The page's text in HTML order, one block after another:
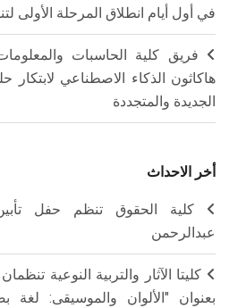
في أول أيام انطلاق المرحلة الأولى
فريق كلية الحاسبات
هاكاثون الذكاء الاصطناعي
الجديدة والمتجددة
أخر الاحداث
كلية الحقوق تنظم حفل
عبدالرحمن
كليتا الآثار والتربية النوعية
بعنوان "الألوان والموسيقى: لغة